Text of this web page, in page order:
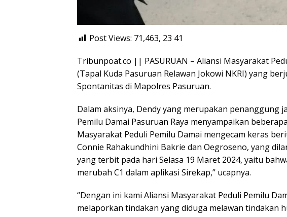
Post Views: 71,463, 23 41
Tribunpoat.co || PASURUAN – Aliansi Masyarakat
(Tapal Kuda Pasuruan Relawan Jokowi NKRI) yang
Spontanitas di Mapolres Pasuruan.
Dalam aksinya, Dendy yang merupakan penanggung
Pemilu Damai Pasuruan Raya menyampaikan
Masyarakat Peduli Pemilu Damai mengecam keras
Connie Rahakundhini Bakrie dan Oegroseno, yang
yang terbit pada hari Selasa 19 Maret 2024, yaitu
merubah C1 dalam aplikasi Sirekap,” ucapnya.
“Dengan ini kami Aliansi Masyarakat Peduli Pemilu
melaporkan tindakan yang diduga melawan tindakan